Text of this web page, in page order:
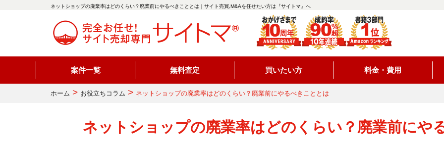
ネットショップの廃業率はどのくらい？廃業前にやるべきこととは｜サイト売買,M&Aを任せたい方は『サイトマ』へ
案件一覧 無料査定 買いたい方 料金・費用
ホーム > お役立ちコラム > ネットショップの廃業率はどのくらい？廃業前にやるべきこととは
ネットショップの廃業率はどのくらい？廃業前にや